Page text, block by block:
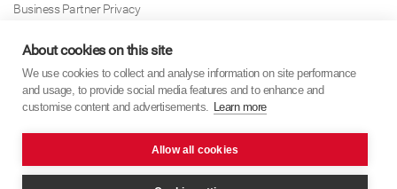
Business Partner Privacy
Sütikre Vonatkozó Irányelv
Modern Slavery Act Policy
About cookies on this site
We use cookies to collect and analyse information on site performance
and usage, to provide social media features and to enhance and
customise content and advertisements. Learn more
Allow all cookies